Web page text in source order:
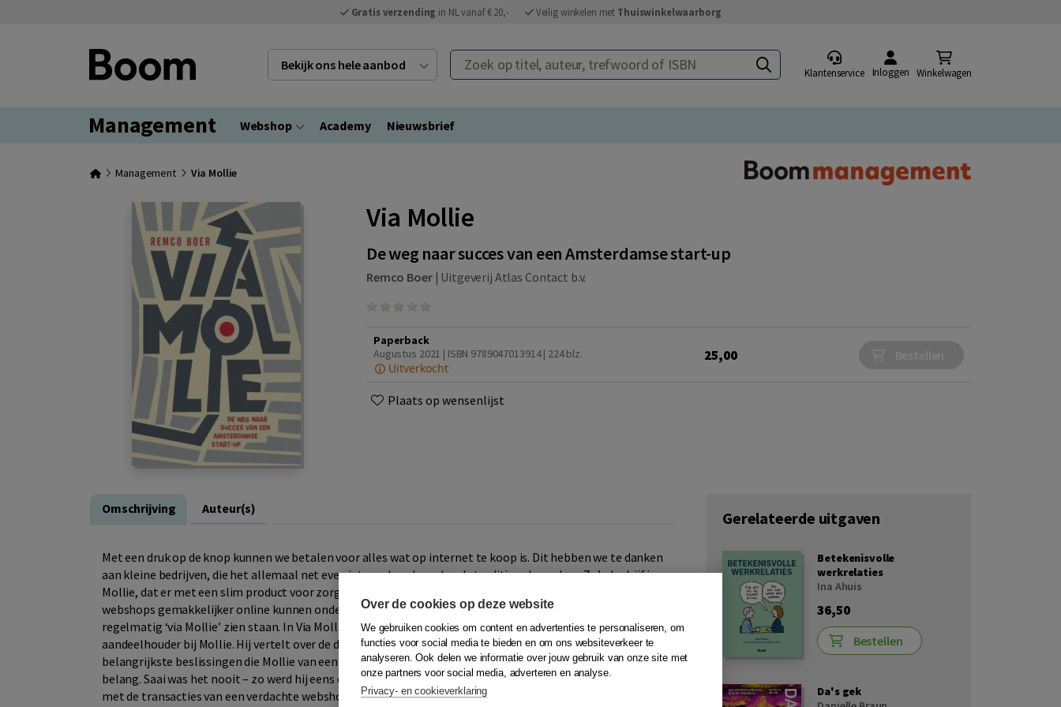
Gratis verzending in NL vanaf € 20,- Veilig winkelen met Thuiswinkelwaarborg
Bekijk ons hele aanbod Zoek op titel, auteur, trefwoord of ISBN
Klantenservice Inloggen Winkelwagen
Management Webshop Academy Nieuwsbrief
Management Via Mollie
Via Mollie
De weg naar succes van een Amsterdamse start-up
Remco Boer| Uitgeverij Atlas Contact b.v.
Paperback
Augustus 2021 | ISBN 9789047013914| 224 blz.
Uitverkocht
25,00
Plaats op wensenlijst
Omschrijving Auteur(s)
Met een druk op de knop kunnen we betalen voor alles wat op internet te koop is. Dit hebben we te danken
aan kleine bedrijven, die het allemaal net even iets anders doen dan de traditionele spelers. Zo’n bedrijf is
Mollie, dat er met een slim product voor zorgt dat consumenten op internet sneller kunnen betalen en
webshops gemakkelijker online kunnen ondernemen. Wie erop ziet zal in zijn bankoverzicht dan ook
regelmatig ‘via Mollie’ zien staan. In Via Mollie kijkt Remco Boer terug op zijn tijd als directeur en
aandeelhouder bij Mollie. Hij vertelt over de drijvende kracht achter de razendsnelle groei, en de
belangrijkste beslissingen die Mollie van een kleine startup omvormden tot een internationale speler van
belang. Saai was het nooit – zo werd hij eens door de Italiaanse politie van zijn hotelbed gelicht in verband
met de transacties van een verdachte webshop. Kritisch en eerlijk reflecteert Boer op de zoektocht naar
Gerelateerde uitgaven
Betekenisvolle
werkrelaties
Ina Ahuis
36,50
Bestellen
Da's gek
Over de cookies op deze website
We gebruiken cookies om content en advertenties te personaliseren, om
functies voor social media te bieden en om ons websiteverkeer te
analyseren. Ook delen we informatie over jouw gebruik van onze site met
onze partners voor social media, adverteren en analyse.
Privacy- en cookieverklaring